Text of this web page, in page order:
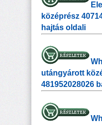
középrész
hajtás oldali
utángyárott
481952028026